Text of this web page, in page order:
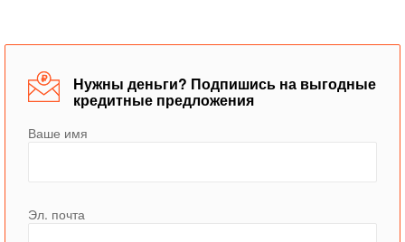
Нужны деньги? Подпишись на выгодные
кредитные предложения
Ваше имя
Эл. почта